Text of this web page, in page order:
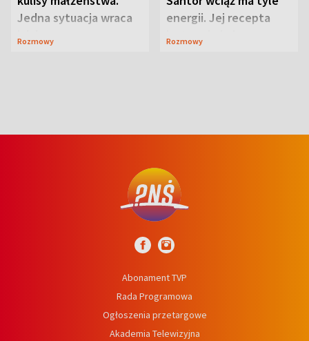
Jedna sytuacja wraca
jak bumerang
Rozmowy
energii. Jej recepta
jest zaskakująco
Rozmowy
Abonament TVP
Rada Programowa
Ogłoszenia przetargowe
Akademia Telewizyjna